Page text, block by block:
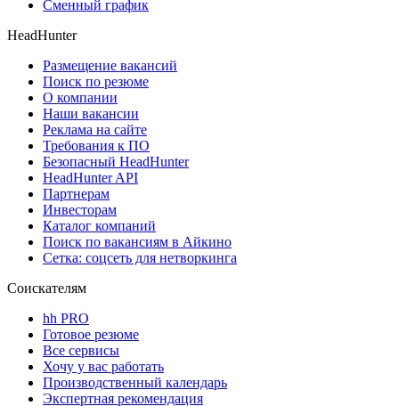
Сменный график
HeadHunter
Размещение вакансий
Поиск по резюме
О компании
Наши вакансии
Реклама на сайте
Требования к ПО
Безопасный HeadHunter
HeadHunter API
Партнерам
Инвесторам
Каталог компаний
Поиск по вакансиям в Айкино
Сетка: соцсеть для нетворкинга
Соискателям
hh PRO
Готовое резюме
Все сервисы
Хочу у вас работать
Производственный календарь
Экспертная рекомендация